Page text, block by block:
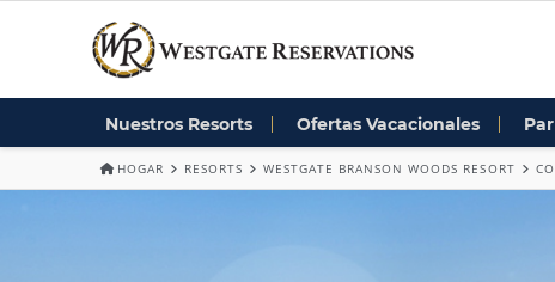
Nuestros Resorts Ofertas Vacacionales
HOGAR RESORTS WESTGATE BRANSON WOODS RESORT